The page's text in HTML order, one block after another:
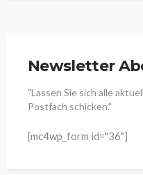
Newsletter
"Lassen Sie sich alle
Postfach schicken."
[mc4wp_form id="36"]